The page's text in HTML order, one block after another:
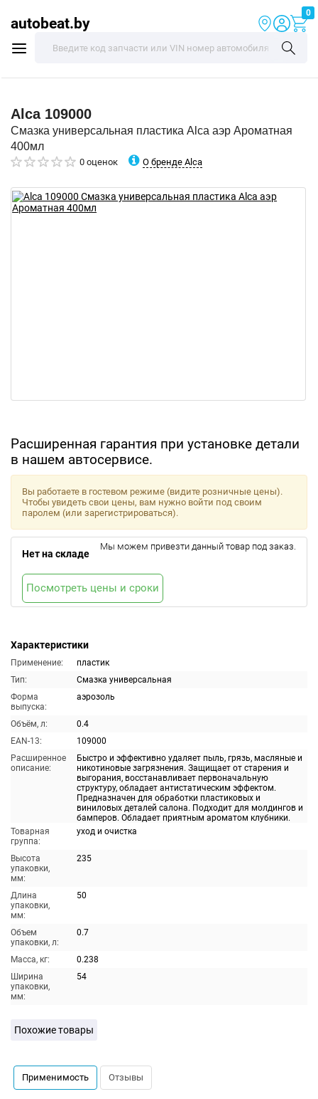
autobeat.by
0
Alca 109000
Смазка универсальная пластика Alca аэр Ароматная
400мл
0 оценок О бренде Alca
Расширенная гарантия при установке детали
в нашем автосервисе.
Характеристики
Применение:
пластик
Тип:
Смазка универсальная
Форма
выпуска:
аэрозоль
Объём, л:
0.4
EAN-13:
109000
Расширенное
описание:
Быстро и эффективно удаляет пыль, грязь, масляные и
никотиновые загрязнения. Защищает от старения и
выгорания, восстанавливает первоначальную
структуру, обладает антистатическим эффектом.
Предназначен для обработки пластиковых и
виниловых деталей салона. Подходит для молдингов и
бамперов. Обладает приятным ароматом клубники.
Товарная
группа:
уход и очистка
Высота
упаковки,
мм:
235
Длина
упаковки,
мм:
50
Объем
упаковки, л:
0.7
Масса, кг:
0.238
Ширина
упаковки,
мм:
54
Вы работаете в гостевом режиме (видите розничные цены).
Чтобы увидеть свои цены, вам нужно войти под своим
паролем (или зарегистрироваться).
Нет на складе
Мы можем привезти данный товар под заказ.
Посмотреть цены и сроки
Похожие товары
Применимость Отзывы